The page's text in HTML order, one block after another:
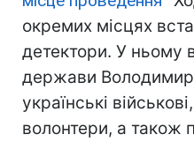
окремих місцях
детектори. У ньому
держави
українські
волонтери, а також